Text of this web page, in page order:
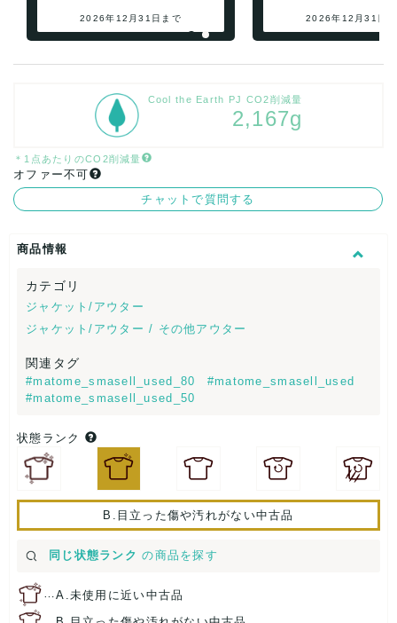
2026年12月31日まで 2026年12月31日
Cool the Earth PJ CO2削減量
2,167g
＊1点あたりのCO2削減量
オファー不可
チャットで質問する
商品情報
カテゴリ
ジャケット/アウター
ジャケット/アウター / その他アウター
関連タグ
#matome_smasell_used_80
#matome_smasell_used
#matome_smasell_used_50
状態ランク
B.目立った傷や汚れがない中古品
同じ状態ランク の商品を探す
…A.未使用に近い中古品